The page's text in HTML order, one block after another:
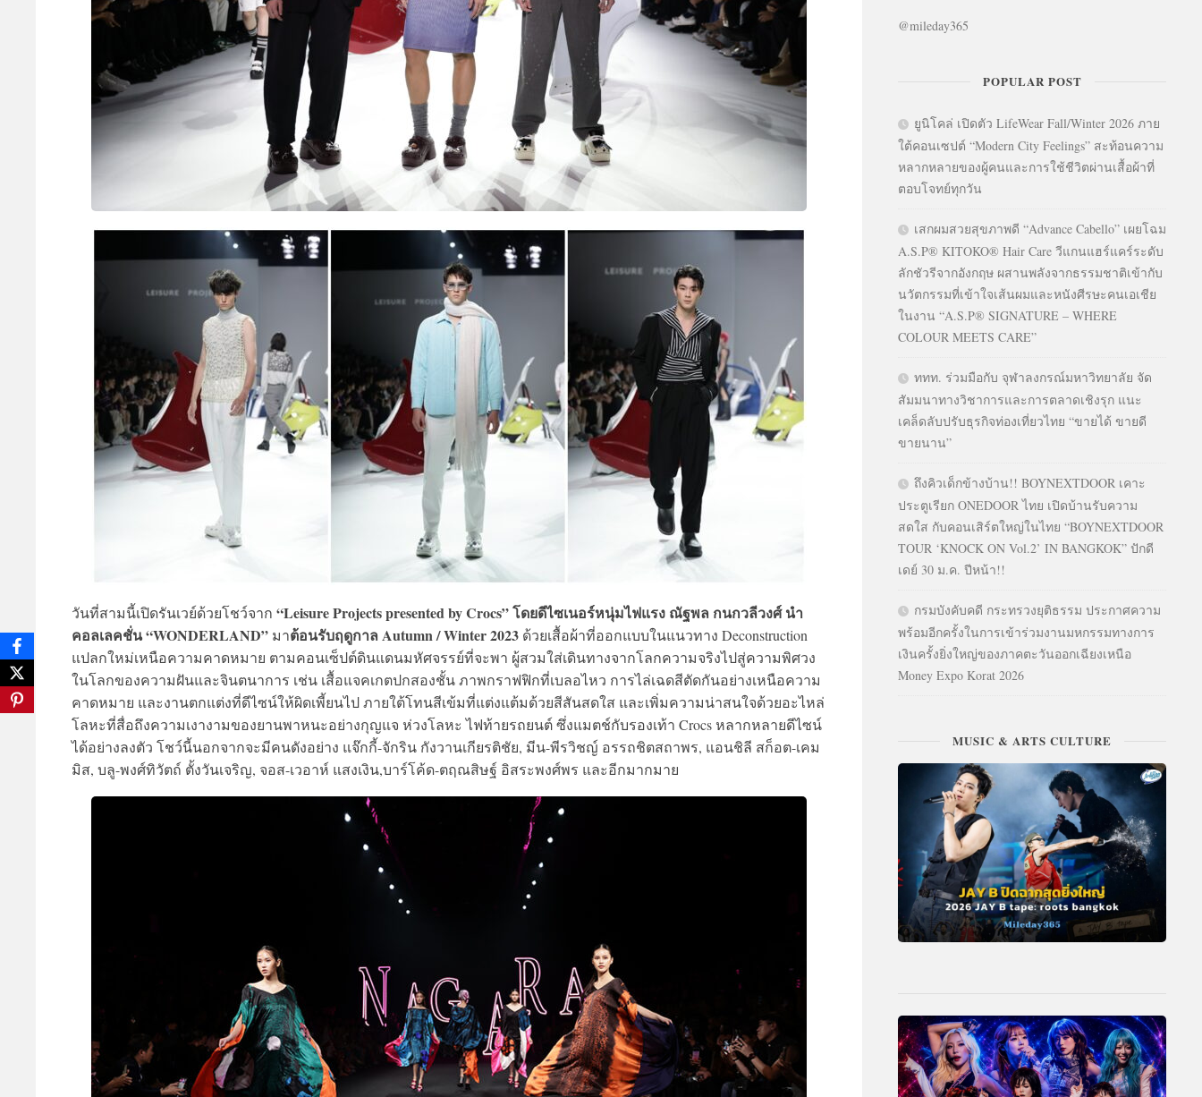
วันที่สามนี้เปิดรันเวย์ด้วยโชว์จาก “Leisure Projects presented by Crocs” โดยดีไซเนอร์หนุ่มไฟแรง ณัฐพล กนกวลีวงศ์ นำ
คอลเลคชั่น “WONDERLAND” มาต้อนรับฤดูกาล Autumn / Winter 2023 ด้วยเสื้อผ้าที่ออกแบบในแนวทาง Deconstruction
แปลกใหม่เหนือความคาดหมาย ตามคอนเซ็ปต์ดินแดนมหัศจรรย์ที่จะพา ผู้สวมใส่เดินทางจากโลกความจริงไปสู่ความพิศวง
ในโลกของความฝันและจินตนาการ เช่น เสื้อแจคเกตปกสองชั้น ภาพกราฟฟิกที่เบลอไหว การไล่เฉดสีตัดกันอย่างเหนือความ
คาดหมาย และงานตกแต่งที่ดีไซน์ให้ผิดเพี้ยนไป ภายใต้โทนสีเข้มที่แต่งแต้มด้วยสีสันสดใส และเพิ่มความน่าสนใจด้วยอะไหล่
โลหะที่สื่อถึงความเงางามของยานพาหนะอย่างกุญแจ ห่วงโลหะ ไฟท้ายรถยนต์ ซึ่งแมตช์กับรองเท้า Crocs หลากหลายดีไซน์
ได้อย่างลงตัว โชว์นี้นอกจากจะมีคนดังอย่าง แจ๊กกี้-จักริน กังวานเกียรติชัย, มีน-พีรวิชญ์ อรรถชิตสถาพร, แอนชิลี สก็อต-เคม
มิส, บลู-พงศ์ทิวัตถ์ ตั้งวันเจริญ, จอส-เวอาห์ แสงเงิน,บาร์โค้ด-ตฤณสิษฐ์ อิสระพงศ์พร และอีกมากมาย
@mileday365
POPULAR POST
ยูนิโคล่ เปิดตัว LifeWear Fall/Winter 2026 ภาย
ใต้คอนเซปต์ “Modern City Feelings” สะท้อนความ
หลากหลายของผู้คนและการใช้ชีวิตผ่านเสื้อผ้าที่
ตอบโจทย์ทุกวัน
เสกผมสวยสุขภาพดี “Advance Cabello” เผยโฉม
A.S.P® KITOKO® Hair Care วีแกนแฮร์แคร์ระดับ
ลักชัวรีจากอังกฤษ ผสานพลังจากธรรมชาติเข้ากับ
นวัตกรรมที่เข้าใจเส้นผมและหนังศีรษะคนเอเชีย
ในงาน “A.S.P® SIGNATURE – WHERE
COLOUR MEETS CARE”
ททท. ร่วมมือกับ จุฬาลงกรณ์มหาวิทยาลัย จัด
สัมมนาทางวิชาการและการตลาดเชิงรุก แนะ
เคล็ดลับปรับธุรกิจท่องเที่ยวไทย “ขายได้ ขายดี
ขายนาน”
ถึงคิวเด็กข้างบ้าน!! BOYNEXTDOOR เคาะ
ประตูเรียก ONEDOOR ไทย เปิดบ้านรับความ
สดใส กับคอนเสิร์ตใหญ่ในไทย “BOYNEXTDOOR
TOUR ‘KNOCK ON Vol.2’ IN BANGKOK” ปักดี
เดย์ 30 ม.ค. ปีหน้า!!
กรมบังคับคดี กระทรวงยุติธรรม ประกาศความ
พร้อมอีกครั้งในการเข้าร่วมงานมหกรรมทางการ
เงินครั้งยิ่งใหญ่ของภาคตะวันออกเฉียงเหนือ
Money Expo Korat 2026
MUSIC & ARTS CULTURE